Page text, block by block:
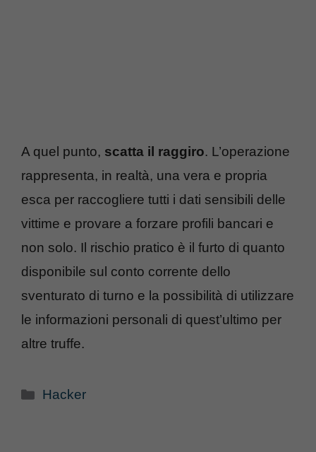
A quel punto, scatta il raggiro. L’operazione
rappresenta, in realtà, una vera e propria
esca per raccogliere tutti i dati sensibili delle
vittime e provare a forzare profili bancari e
non solo. Il rischio pratico è il furto di quanto
disponibile sul conto corrente dello
sventurato di turno e la possibilità di utilizzare
le informazioni personali di quest’ultimo per
altre truffe.
Categorie
Hacker